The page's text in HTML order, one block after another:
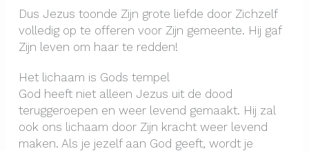
Dus Jezus toonde Zijn grote liefde door Zichzelf
volledig op te offeren voor Zijn gemeente. Hij gaf
Zijn leven om haar te redden!
Het lichaam is Gods tempel
God heeft niet alleen Jezus uit de dood
teruggeroepen en weer levend gemaakt. Hij zal
ook ons lichaam door Zijn kracht weer levend
maken. Als je jezelf aan God geeft, wordt je